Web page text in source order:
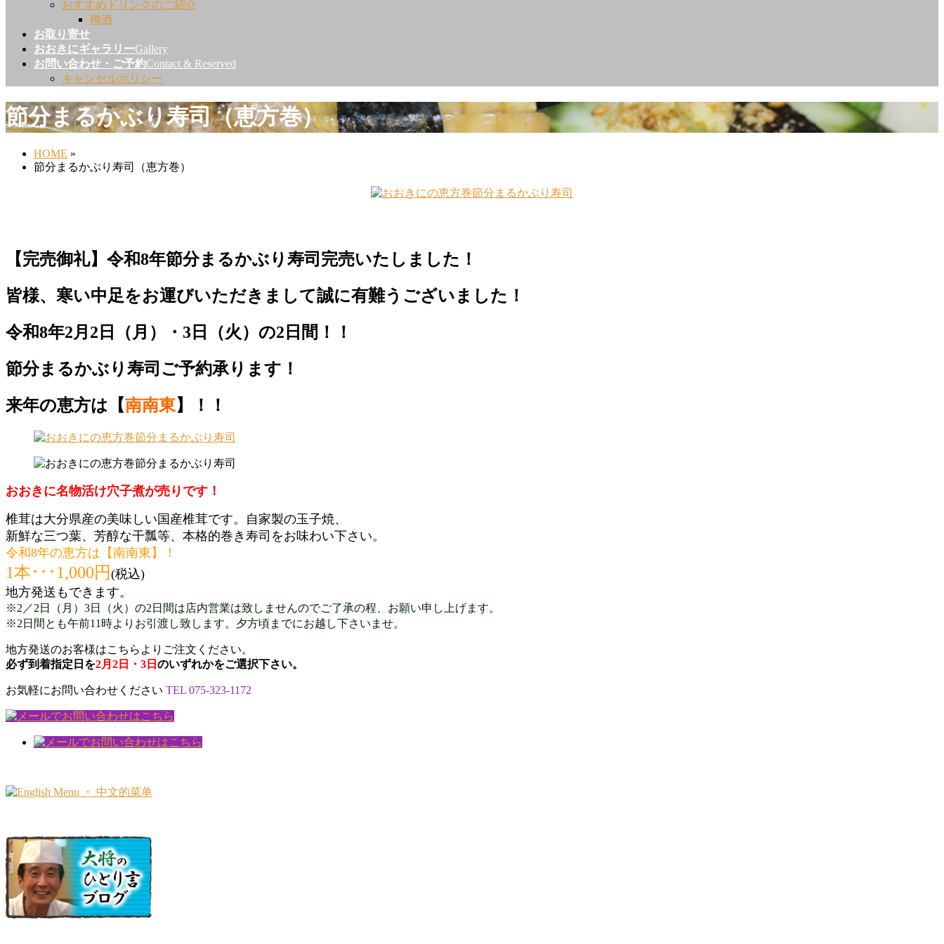
おすすめドリンクのご紹介
樽酒
お取り寄せ
おおきにギャラリーGallery
お問い合わせ・ご予約Contact & Reserved
キャンセルポリシー
節分まるかぶり寿司（恵方巻）
HOME »
節分まるかぶり寿司（恵方巻）
【完売御礼】令和8年節分まるかぶり寿司完売いたしました！
皆様、寒い中足をお運びいただきまして誠に有難うございました！
令和8年2月2日（ 月 ）・3日（火）の2日間！！
節分まるかぶり寿司ご予約承ります！
来年の恵方は【南南東】！！
おおきに名物活け穴子煮が売りです！
椎茸は大分県産の美味しい国産椎茸です。自家製の玉子焼、
新鮮な三つ葉、芳醇な干瓢等、本格的巻き寿司をお味わい下さい。
令和8年の恵方は【南南東】！
1本･･･1,000円 (税込)
地方発送もできます。
※2／2日 （月）3日（火）の2日間は店内営業は致しませんのでご了承の程、お願い申し上げます。
※2日間とも午前11時よりお引渡し致します。夕方頃までにお越し下さいませ。
地方発送のお客様はこちらよりご注文ください。
必ず到着指定日を2月2日・3日 のいずれかをご選択下さい。
お気軽にお問い合わせください TEL 075-323-1172